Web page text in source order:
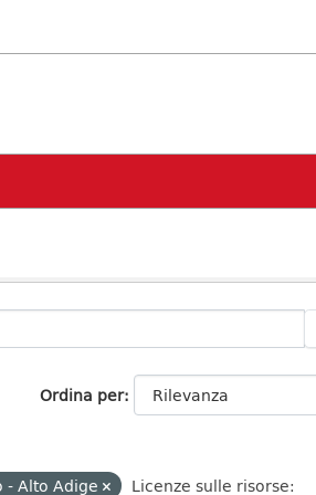
Ordina per
- Alto Adige
Licenze sulle risorse: